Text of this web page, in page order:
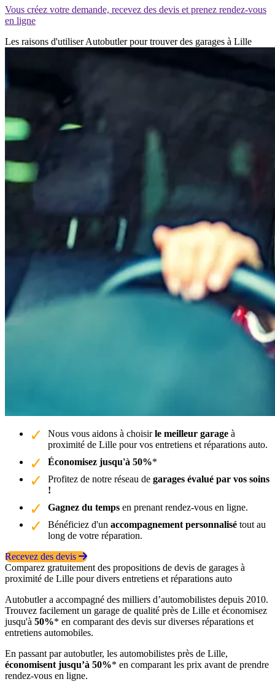
Vous créez votre demande, recevez des devis et prenez rendez-vous
en ligne
Les raisons d'utiliser Autobutler pour trouver des garages à Lille
Nous vous aidons à choisirle meilleur garage à
proximité de Lille pour vos entretiens et réparations auto.
Économisez jusqu'à 50%*
Profitez de notre réseau de garages évalué par vos soins
!
Gagnez du temps en prenant rendez-vous en ligne.
Bénéficiez d'un accompagnement personnalisé tout au
long de votre réparation.
Recevez des devis
Comparez gratuitement des propositions de devis de garages à
proximité de Lille pour divers entretiens et réparations auto
Autobutler a accompagné des milliers d’automobilistes depuis 2010.
Trouvez facilement un garage de qualité près de Lille et économisez
jusqu'à 50%* en comparant des devis sur diverses réparations et
entretiens automobiles.
En passant par autobutler, les automobilistes près de Lille,
économisent jusqu’à 50%* en comparant les prix avant de prendre
rendez-vous en ligne.